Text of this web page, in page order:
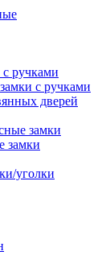
ручками
с ручками
дверей
замки
замки
уголки